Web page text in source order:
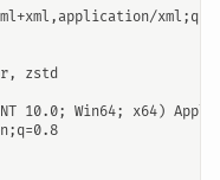
zstd
10.0; Win64; x64)